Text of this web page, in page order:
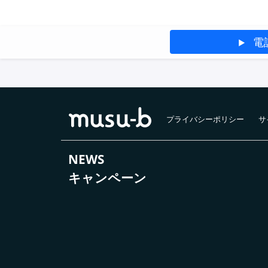
電
プライバシーポリシー サ
NEWS
キャンペーン